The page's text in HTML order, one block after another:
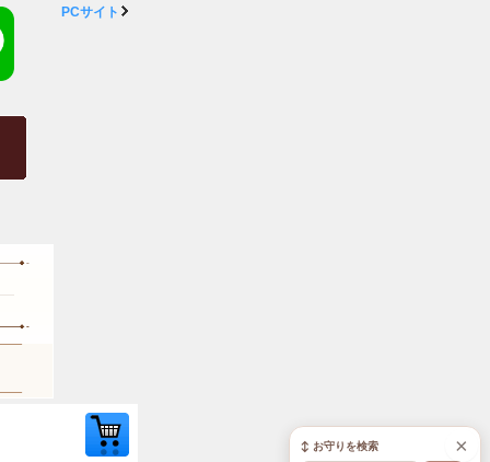
PCサイト
×
↕ お守りを検索